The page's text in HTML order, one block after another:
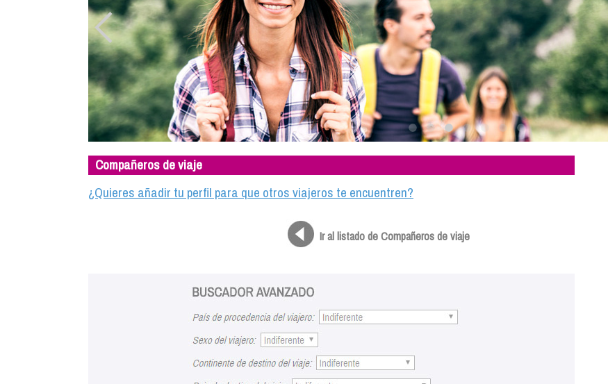
Compañeros de viaje
¿Quieres añadir tu perfil para que otros viajeros te encuentren?
Ir al listado de Compañeros de viaje